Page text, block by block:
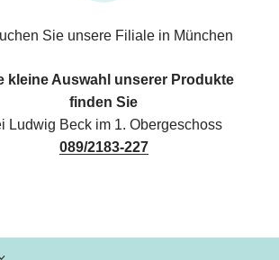
Sie unsere Filiale in München
kleine Auswahl unserer Produkte
finden Sie
Ludwig Beck im 1. Obergeschoss
089/2183-227